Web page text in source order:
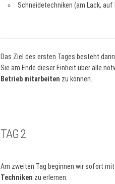
Schneidetechniken (am Lack, auf
Das Ziel des ersten Tages besteht
Sie am Ende dieser Einheit über alle
Betrieb mitarbeiten zu können.
TAG 2
Am zweiten Tag beginnen wir sofort mit
Techniken zu erlernen: